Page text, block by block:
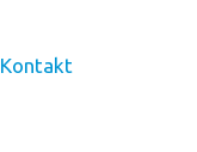
Kontakt